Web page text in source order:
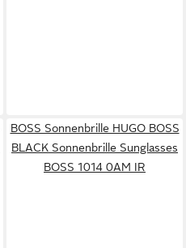
BOSS Sonnenbrille HUGO BOSS
BLACK Sonnenbrille Sunglasses
BOSS 1014 0AM IR